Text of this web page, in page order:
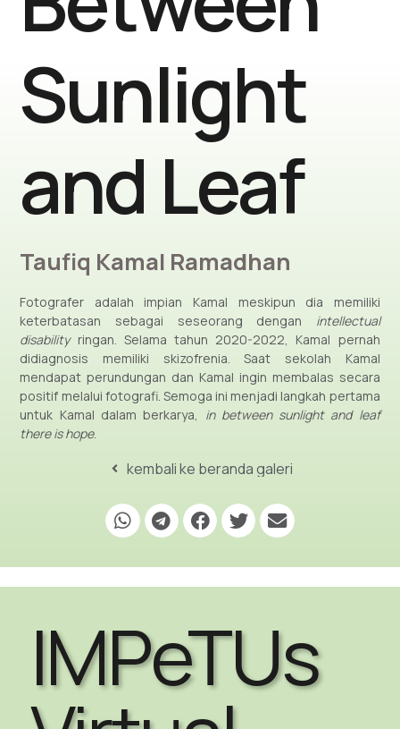
Sunlight
and Leaf
Taufiq Kamal Ramadhan
Fotografer adalah impian Kamal meskipun dia memiliki
keterbatasan sebagai seseorang dengan intellectual
disabilityringan. Selama tahun 2020-2022, Kamal pernah
didiagnosis memiliki skizofrenia. Saat sekolah Kamal
mendapat perundungan dan Kamal ingin membalas secara
positif melalui fotografi. Semoga ini menjadi langkah pertama
untuk Kamal dalam berkarya, in between sunlight and leaf
there is hope.
kembali ke beranda galeri
IMPeTUs